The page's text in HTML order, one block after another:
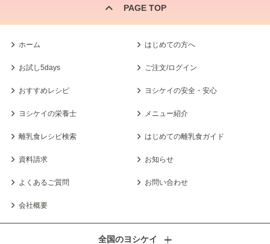
PAGE TOP
ホーム はじめての方へ
お試し5days ご注文/ログイン
おすすめレシピ ヨシケイの安全・安心
ヨシケイの栄養士 メニュー紹介
離乳食レシピ検索 はじめての離乳食ガイド
資料請求 お知らせ
よくあるご質問 お問い合わせ
会社概要
全国のヨシケイ